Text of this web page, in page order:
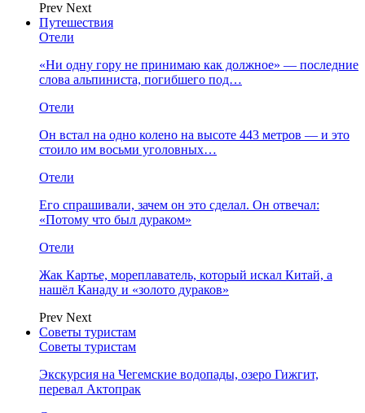
Prev Next
Путешествия
Отели
«Ни одну гору не принимаю как должное» — последние
слова альпиниста, погибшего под…
Отели
Он встал на одно колено на высоте 443 метров — и это
стоило им восьми уголовных…
Отели
Его спрашивали, зачем он это сделал. Он отвечал:
«Потому что был дураком»
Отели
Жак Картье, мореплаватель, который искал Китай, а
нашёл Канаду и «золото дураков»
Prev Next
Советы туристам
Советы туристам
Экскурсия на Чегемские водопады, озеро Гижгит,
перевал Актопрак